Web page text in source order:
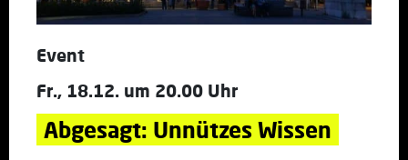
Event
Fr., 18.12. um 20.00 Uhr
Abgesagt: Unnützes Wissen